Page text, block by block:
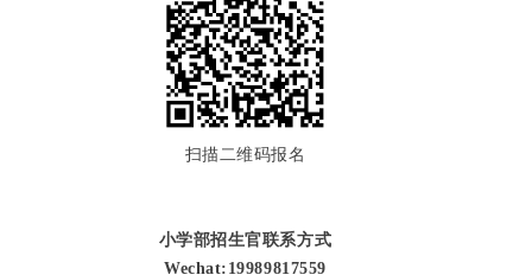
扫描二维码报名
小学部招生官联系方式
Wechat:19989817559